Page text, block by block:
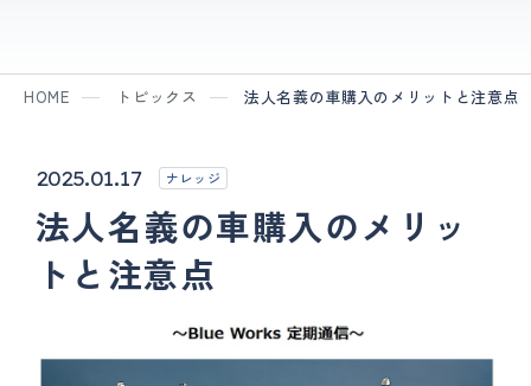
HOME トピックス 法人名義の車購入のメリットと注意点
2025.01.17 ナレッジ
法人名義の車購入のメリッ
トと注意点